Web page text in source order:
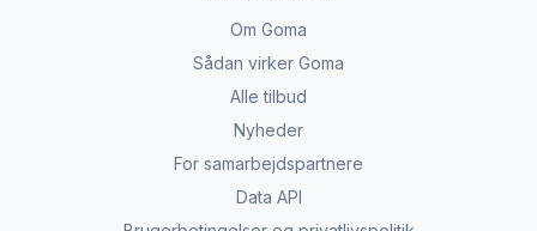
Om Goma
Sådan virker Goma
Alle tilbud
Nyheder
For samarbejdspartnere
Data API